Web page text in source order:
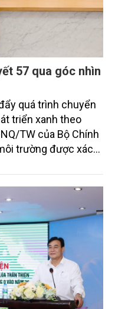
57 qua góc nhìn
quá trình chuyển
triển xanh theo
TW của Bộ Chính
trường được xác
và cam kết bền vững
phát thải ròng